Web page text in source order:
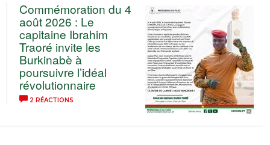
Commémoration du 4
août 2026 : Le
capitaine Ibrahim
Traoré invite les
Burkinabè à
poursuivre l’idéal
révolutionnaire ‎
2 RÉACTIONS